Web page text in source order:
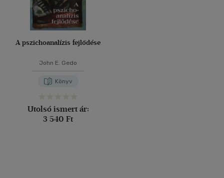
A pszichoanalízis fejlődése
John E. Gedo
Könyv
Utolsó ismert ár:
3 540 Ft